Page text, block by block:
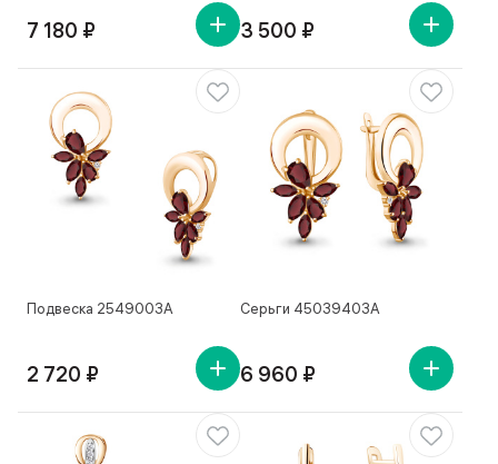
7 180 ₽ 3 500 ₽
Подвеска 2549003А
2 720 ₽
Серьги 45039403А
6 960 ₽